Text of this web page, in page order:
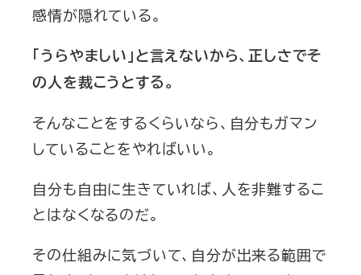
感情が隠れている。
「うらやましい」と言えないから、正しさでそ
の人を裁こうとする。
そんなことをするくらいなら、自分もガマン
していることをやればいい。
自分も自由に生きていれば、人を非難するこ
とはなくなるのだ。
その仕組みに気づいて、自分が出来る範囲で